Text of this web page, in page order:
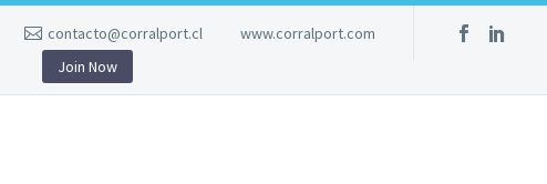
contacto@corralport.cl
www.corralport.com
Join Now